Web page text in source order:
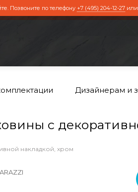
Позвоните по телефону +7 (495) 204-12-27 или
Дизайнерам и
с
накладкой, хром